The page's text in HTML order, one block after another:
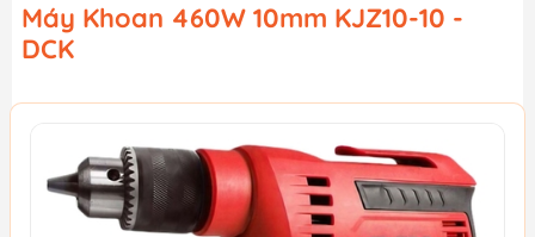
Máy Khoan 460W 10mm KJZ10-10 -
DCK